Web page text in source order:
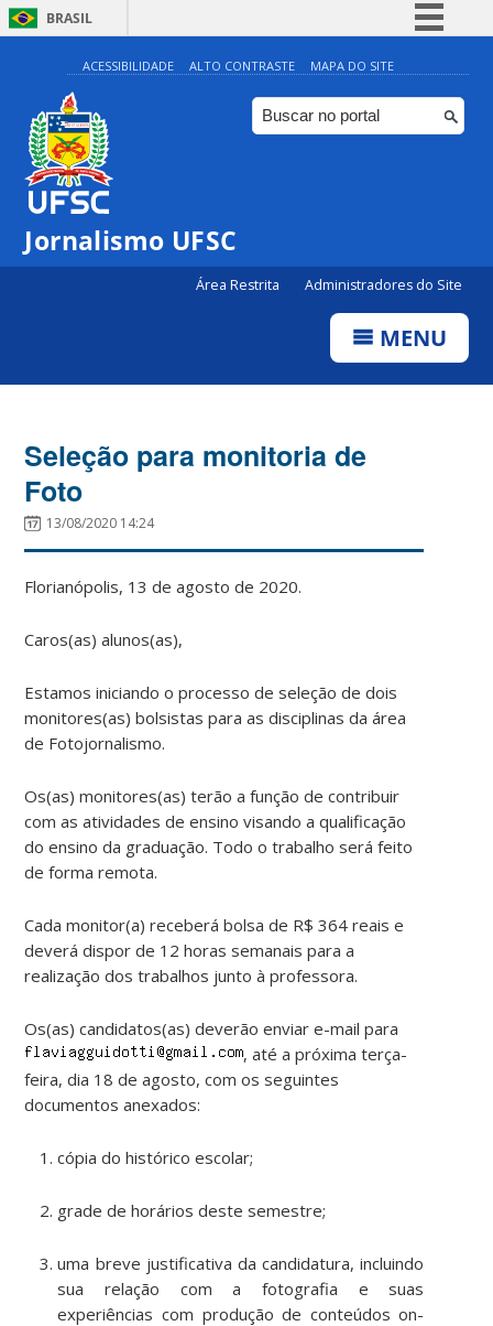
BRASIL
Simplifique!
Comunica BR
Participe
ACESSIBILIDADE ALTO CONTRASTE MAPA DO SITE
Jornalismo UFSC
Área Restrita Administradores do Site
MENU
Seleção para monitoria de
Foto
13/08/2020 14:24
Florianópolis, 13 de agosto de 2020.
Caros(as) alunos(as),
Estamos iniciando o processo de seleção de dois
monitores(as) bolsistas para as disciplinas da área
de Fotojornalismo.
Os(as) monitores(as) terão a função de contribuir
com as atividades de ensino visando a qualificação
do ensino da graduação. Todo o trabalho será feito
de forma remota.
Cada monitor(a) receberá bolsa de R$ 364 reais e
deverá dispor de 12 horas semanais para a
realização dos trabalhos junto à professora.
Os(as) candidatos(as) deverão enviar e-mail para
, até a próxima terça-
feira, dia 18 de agosto, com os seguintes
documentos anexados:
cópia do histórico escolar;
grade de horários deste semestre;
uma breve justificativa da candidatura, incluindo
sua relação com a fotografia e suas
experiências com produção de conteúdos on-